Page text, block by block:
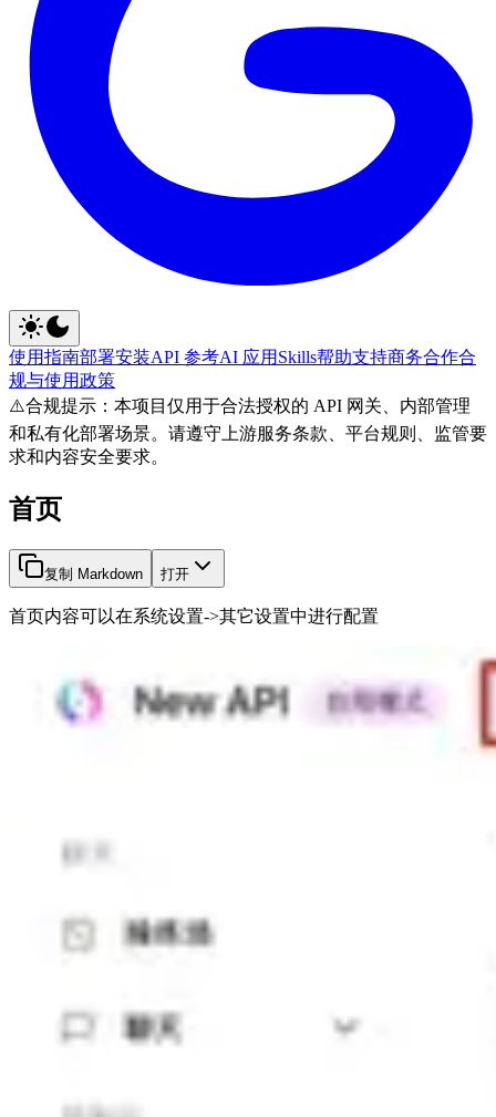
使用指南部署安装API 参考AI 应用 Skills帮助支持商务合作合
规与使用政策
⚠️合规提示：本项目仅用于合法授权的 API 网关、内部管理
和私有化部署场景。请遵守上游服务条款、平台规则、监管要
求和内容安全要求。
首页
复制 Markdown 打开
首页内容可以在系统设置->其它设置中进行配置